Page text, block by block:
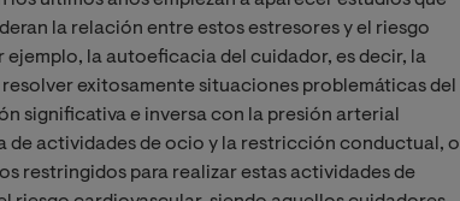
la relación entre estos estresores y el riesgo
la autoeficacia del cuidador, es decir, la
exitosamente situaciones problemáticas del
significativa e inversa con la presión arterial
de actividades de ocio y la restricción conductual, o
restringidos para realizar estas actividades de